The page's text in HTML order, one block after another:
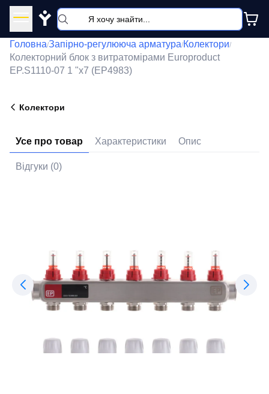
Y
Головна/Запірно-регулююча арматура/Колектори/
Колекторний блок з витратомірами Europroduct
EP.S1110-07 1 "x7 (EP4983)
Колектори
Усе про товар Характеристики Опис
Відгуки (0)